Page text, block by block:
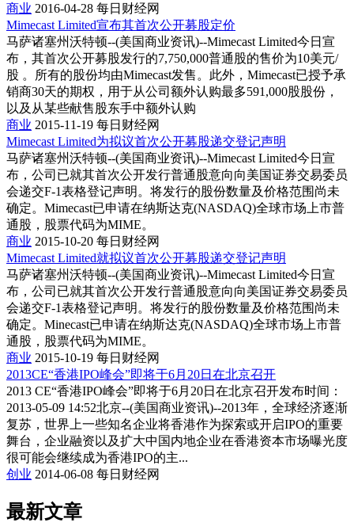
商业 2016-04-28 每日财经网
Mimecast Limited宣布其首次公开募股定价
马萨诸塞州沃特顿--(美国商业资讯)--Mimecast Limited今日宣
布，其首次公开募股发行的7,750,000普通股的售价为10美元/
股 。所有的股份均由Mimecast发售。此外，Mimecast已授予承
销商30天的期权，用于从公司额外认购最多591,000股股份，
以及从某些献售股东手中额外认购
商业 2015-11-19 每日财经网
Mimecast Limited为拟议首次公开募股递交登记声明
马萨诸塞州沃特顿--(美国商业资讯)--Mimecast Limited今日宣
布，公司已就其首次公开发行普通股意向向美国证券交易委员
会递交F-1表格登记声明。将发行的股份数量及价格范围尚未
确定。Mimecast已申请在纳斯达克(NASDAQ)全球市场上市普
通股，股票代码为MIME。
商业 2015-10-20 每日财经网
Mimecast Limited就拟议首次公开募股递交登记声明
马萨诸塞州沃特顿--(美国商业资讯)--Mimecast Limited今日宣
布，公司已就其首次公开发行普通股意向向美国证券交易委员
会递交F-1表格登记声明。将发行的股份数量及价格范围尚未
确定。Minecast已申请在纳斯达克(NASDAQ)全球市场上市普
通股，股票代码为MIME。
商业 2015-10-19 每日财经网
2013CE“香港IPO峰会”即将于6月20日在北京召开
2013 CE“香港IPO峰会”即将于6月20日在北京召开发布时间：
2013-05-09 14:52北京--(美国商业资讯)--2013年，全球经济逐渐
复苏，世界上一些知名企业将香港作为探索或开启IPO的重要
舞台，企业融资以及扩大中国内地企业在香港资本市场曝光度
很可能会继续成为香港IPO的主...
创业 2014-06-08 每日财经网
最新文章